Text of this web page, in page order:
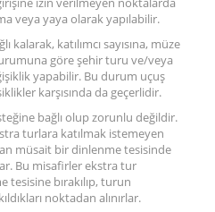
veya yaya olarak yapılabilir.
kalarak, katılımcı sayısına, müze
göre şehir turu ve/veya
yapabilir. Bu durum uçuş
karşısında da geçerlidir.
bağlı olup zorunlu değildir.
turlara katılmak istemeyen
müsait bir dinlenme tesisinde
Bu misafirler ekstra tur
bırakılıp, turun
noktadan alınırlar.